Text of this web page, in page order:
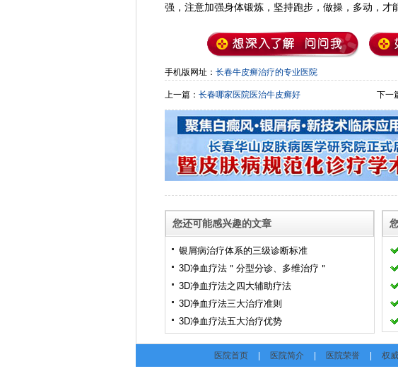
强，注意加强身体锻炼，坚持跑步，做操，多动，才
手机版网址： 长春牛皮癣治疗的专业医院
上一篇： 长春哪家医院医治牛皮癣好 下一
您还可能感兴趣的文章
银屑病治疗体系的三级诊断标准
3D净血疗法＂分型分诊、多维治疗＂
3D净血疗法之四大辅助疗法
3D净血疗法三大治疗准则
3D净血疗法五大治疗优势
医院首页 医院简介 医院荣誉 权